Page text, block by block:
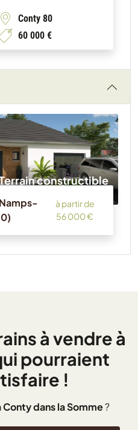
Conty 80
60 000 €
constructible
à partir de
56 000 €
à vendre à
pourraient
!
dans la Somme?